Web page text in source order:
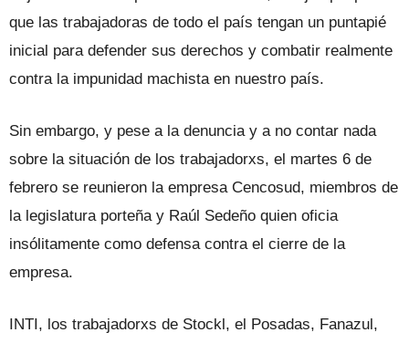
que las trabajadoras de todo el país tengan un puntapié
inicial para defender sus derechos y combatir realmente
contra la impunidad machista en nuestro país.
Sin embargo, y pese a la denuncia y a no contar nada
sobre la situación de los trabajadorxs, el martes 6 de
febrero se reunieron la empresa Cencosud, miembros de
la legislatura porteña y Raúl Sedeño quien oficia
insólitamente como defensa contra el cierre de la
empresa.
INTI, los trabajadorxs de Stockl, el Posadas, Fanazul,